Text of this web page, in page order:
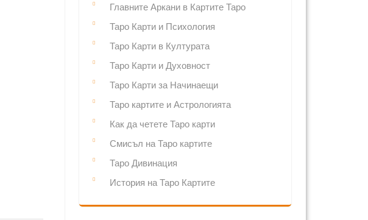
Главните Аркани в Картите Таро
Таро Карти и Психология
Таро Карти в Културата
Таро Карти и Духовност
Таро Карти за Начинаещи
Таро картите и Астрологията
Как да четете Таро карти
Смисъл на Таро картите
Таро Дивинация
История на Таро Картите